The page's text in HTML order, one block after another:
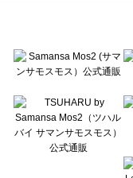
sō4ū（ソウフォーユー）のバ
Te chichi（テチチ）のバッグ
Te chichi CLASSIC（テチチ
Lugnoncure（ルノンキュール
BETTY'S BLUE（べティーズ
Wpc.（ワールドパーティー）